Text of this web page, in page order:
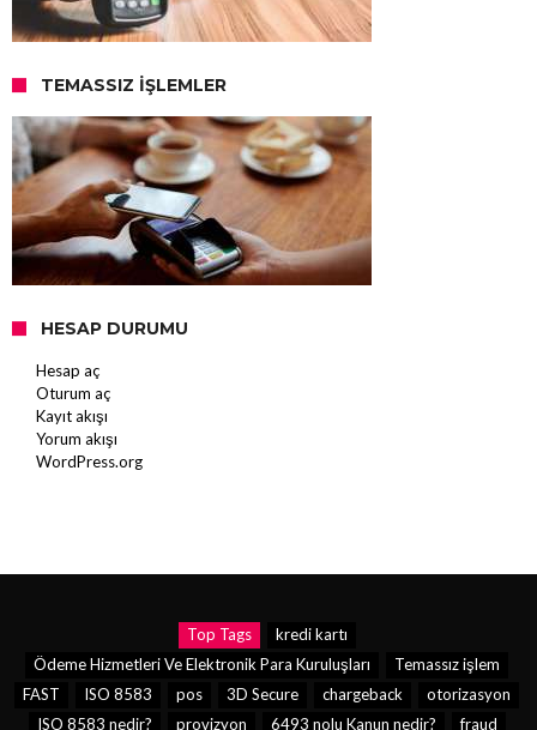
TEMASSIZ İŞLEMLER
HESAP DURUMU
Hesap aç
Oturum aç
Kayıt akışı
Yorum akışı
WordPress.org
Top Tags
kredi kartı
Ödeme Hizmetleri Ve Elektronik Para Kuruluşları
Temassız işlem
FAST
ISO 8583 pos 3D Secure chargeback
otorizasyon
ISO 8583 nedir?
provizyon 6493 nolu Kanun nedir? fraud